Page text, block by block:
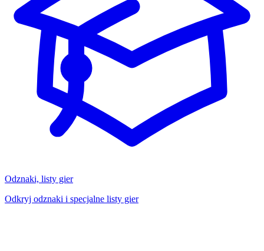
Odznaki, listy gier
Odkryj odznaki i specjalne listy gier